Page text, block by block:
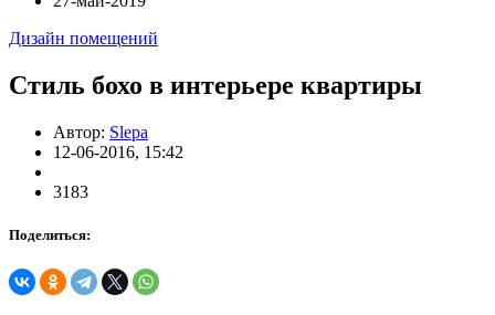
Дизайн помещений
Стиль бохо в интерьере квартиры
Автор: Slepa
12-06-2016, 15:42
3183
Поделиться: